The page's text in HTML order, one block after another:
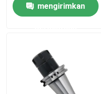
Rumah
mengirimkan